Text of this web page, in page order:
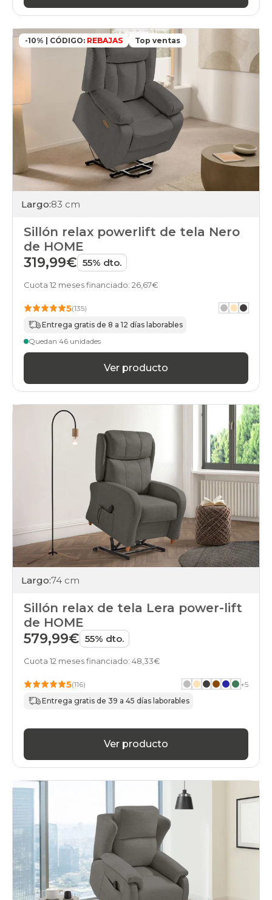
-10% | CÓDIGO: REBAJAS Top ventas
Largo:83 cm
Sillón relax powerlift de tela Nero
de HOME
319,99€ 55% dto.
Cuota 12 meses financiado: 26,67€
5(135)
Entrega gratis de 8 a 12 días laborables
Quedan 46 unidades
Ver producto
Largo:74 cm
Sillón relax de tela Lera power-lift
de HOME
579,99€ 55% dto.
Cuota 12 meses financiado: 48,33€
5(116) +5
Entrega gratis de 39 a 45 días laborables
Ver producto